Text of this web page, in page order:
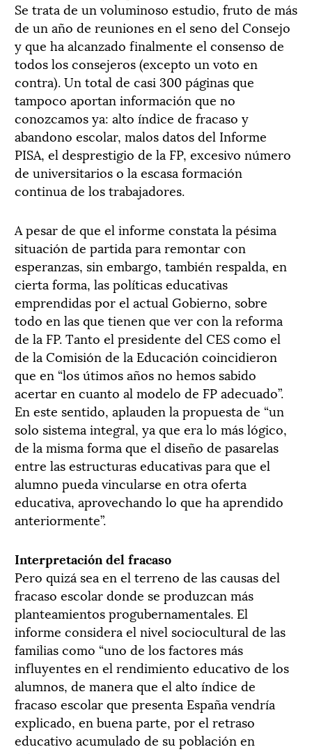
Se trata de un voluminoso estudio, fruto de más
de un año de reuniones en el seno del Consejo
y que ha alcanzado finalmente el consenso de
todos los consejeros (excepto un voto en
contra). Un total de casi 300 páginas que
tampoco aportan información que no
conozcamos ya: alto índice de fracaso y
abandono escolar, malos datos del Informe
PISA, el desprestigio de la FP, excesivo número
de universitarios o la escasa formación
continua de los trabajadores.
A pesar de que el informe constata la pésima
situación de partida para remontar con
esperanzas, sin embargo, también respalda, en
cierta forma, las políticas educativas
emprendidas por el actual Gobierno, sobre
todo en las que tienen que ver con la reforma
de la FP. Tanto el presidente del CES como el
de la Comisión de la Educación coincidieron
que en “los útimos años no hemos sabido
acertar en cuanto al modelo de FP adecuado”.
En este sentido, aplauden la propuesta de “un
solo sistema integral, ya que era lo más lógico,
de la misma forma que el diseño de pasarelas
entre las estructuras educativas para que el
alumno pueda vincularse en otra oferta
educativa, aprovechando lo que ha aprendido
anteriormente”.
Interpretación del fracaso
Pero quizá sea en el terreno de las causas del
fracaso escolar donde se produzcan más
planteamientos progubernamentales. El
informe considera el nivel sociocultural de las
familias como “uno de los factores más
influyentes en el rendimiento educativo de los
alumnos, de manera que el alto índice de
fracaso escolar que presenta España vendría
explicado, en buena parte, por el retraso
educativo acumulado de su población en